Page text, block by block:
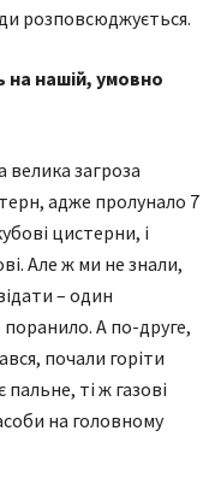
розповсюджується.
на нашій, умовно
велика загроза
адже пролунало 7
цистерни, і
Але ж ми не знали,
– один
А по-друге,
почали горіти
ті ж газові
на головному